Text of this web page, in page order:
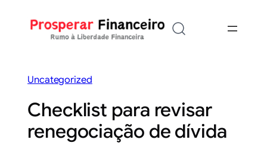
Uncategorized
Checklist para revisar
renegociação de dívida